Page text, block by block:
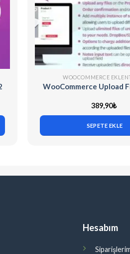
WOOCOMMERCE
WooCommerce Upload
389,90₺
SEPETE EKLE
Hesabım